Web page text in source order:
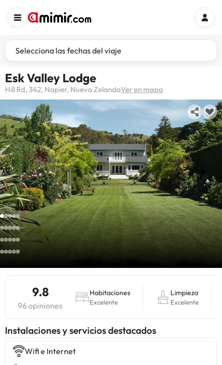
Selecciona las fechas del viaje
Esk Valley Lodge
Hill Rd, 342, Napier, Nueva ZelandaVer en mapa
9.8
96 opiniones
Habitaciones
Excelente
Limpieza
Excelente
Instalaciones y servicios destacados
Wifi e Internet